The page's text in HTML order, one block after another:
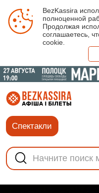
BezKassira
полноценной
Продолжая
соглашаетесь,
cookie.
Спектакли